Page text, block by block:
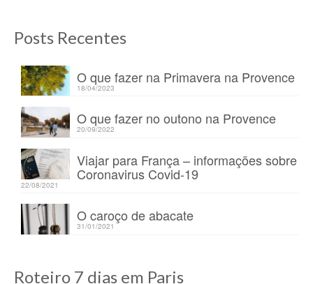
Posts Recentes
O que fazer na Primavera na Provence
18/04/2023
O que fazer no outono na Provence
20/09/2022
Viajar para França – informações sobre
Coronavirus Covid-19
22/08/2021
O caroço de abacate
31/01/2021
Roteiro 7 dias em Paris